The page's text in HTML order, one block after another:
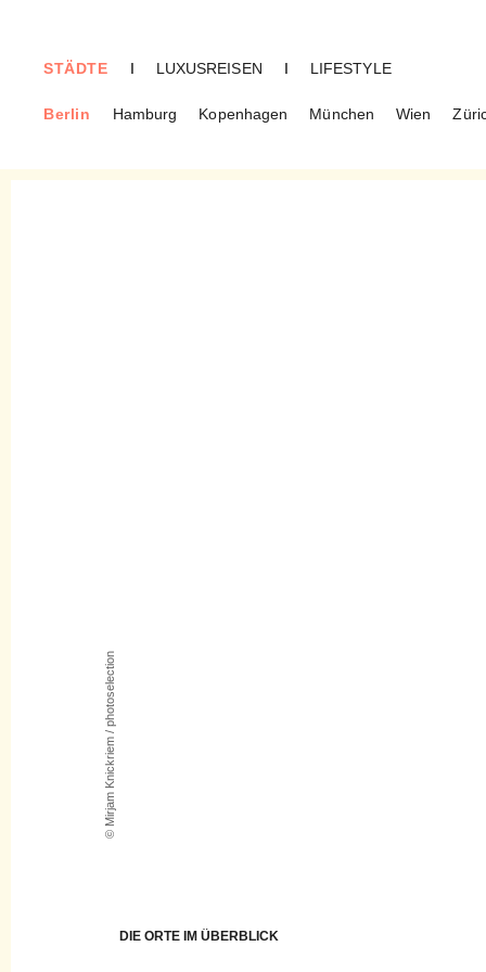
STÄDTE
Berlin Hamburg Kopenhagen München Wien
I LUXUSREISEN I LIFESTYLE
© Mirjam Knickriem / photoselection
DIE ORTE IM ÜBERBLICK